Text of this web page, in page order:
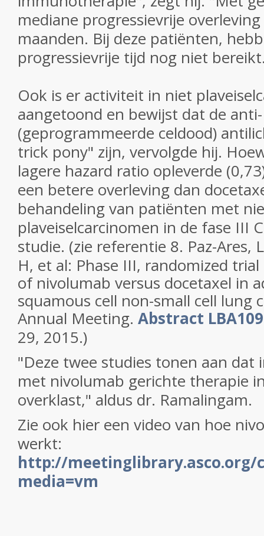
mediane progressievrije
maanden. Bij deze patiënten,
progressievrije tijd nog niet
Ook is er activiteit in niet
aangetoond en bewijst dat de
(geprogrammeerde celdood)
trick pony" zijn, vervolgde hij.
lagere hazard ratio opleverde
een betere overleving dan
behandeling van patiënten met
plaveiselcarcinomen in de fase III
studie. (zie referentie 8. Paz-Ares,
H, et al: Phase III, randomized
of nivolumab versus docetaxel in
squamous cell non-small cell lung
Annual Meeting. Abstract LBA109
29, 2015.)
"Deze twee studies tonen aan
met nivolumab gerichte therapie
overklast," aldus dr. Ramalingam.
Zie ook hier een video van hoe
werkt:
http://meetinglibrary.asco.org/
media=vm